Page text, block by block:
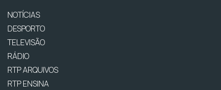
NOTÍCIAS
DESPORTO
TELEVISÃO
RÁDIO
RTP ARQUIVOS
RTP ENSINA